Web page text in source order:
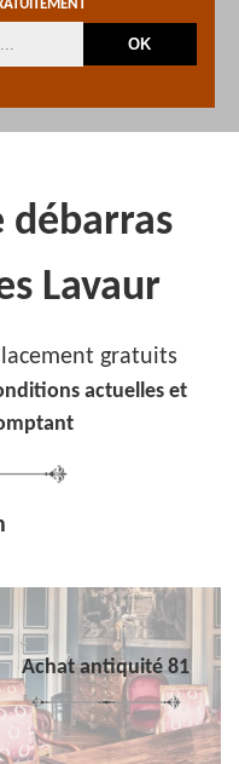
débarras
Lavaur
gratuits
actuelles et
Achat antiquité 81